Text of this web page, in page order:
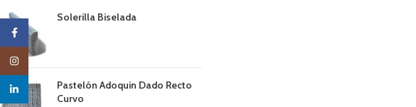
Solerilla Biselada
Pastelón Adoquin Dado Recto
Curvo
Facebook
Instagram
linkedin